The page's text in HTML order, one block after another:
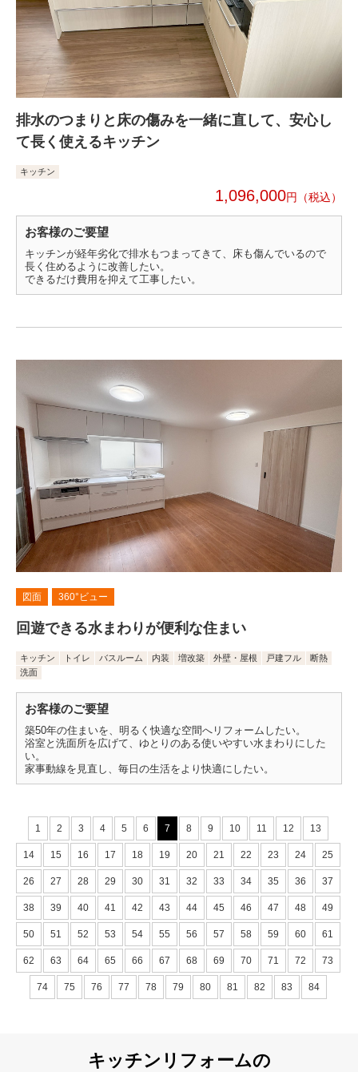
排水のつまりと床の傷みを一緒に直して、安心し
て長く使えるキッチン
キッチン
1,096,000円
お客様のご要望
キッチンが経年劣化で排水もつまってきて、床も傷んでいるので
長く住めるように改善したい。
できるだけ費用を抑えて工事したい。
図面 360°ビュー
回遊できる水まわりが便利な住まい
キッチン トイレ バスルーム 内装 増改築 外壁・屋根 戸建フル
断熱
洗面
お客様のご要望
築50年の住まいを、明るく快適な空間へリフォームしたい。
浴室と洗面所を広げて、ゆとりのある使いやすい水まわりにした
い。
家事動線を見直し、毎日の生活をより快適にしたい。
1 2 3 4 5 6 7 8 9 10 11 12 13
14 15 16 17 18 19 20 21 22 23 24 25
26 27 28 29 30 31 32 33 34 35 36 37
38 39 40 41 42 43 44 45 46 47 48 49
50 51 52 53 54 55 56 57 58 59 60 61
62 63 64 65 66 67 68 69 70 71 72 73
74 75 76 77 78 79 80 81 82 83 84
キッチンリフォームの